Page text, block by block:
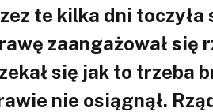
te kilka dni toczyła
zaangażował się
się jak to trzeba
nie osiągnął.